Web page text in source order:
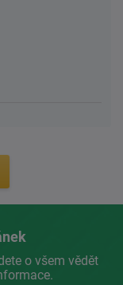
o všem vědět